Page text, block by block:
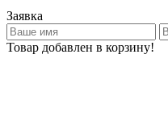
Заявка
Товар добавлен в корзину!